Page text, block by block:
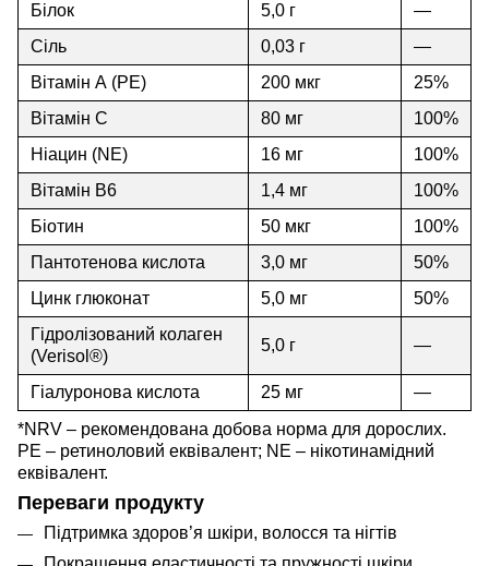
Білок
5,0 г
—
Сіль
0,03 г
—
Вітамін А (PE)
200 мкг
25%
Вітамін C
80 мг
100%
Ніацин (NE)
16 мг
100%
Вітамін B6
1,4 мг
100%
Біотин
50 мкг
100%
Пантотенова кислота
3,0 мг
50%
Цинк глюконат
5,0 мг
50%
Гідролізований колаген
(Verisol®)
5,0 г —
Гіалуронова кислота 25 мг
—
*NRV – рекомендована добова норма для дорослих.
PE – ретиноловий еквівалент; NE – нікотинамідний
еквівалент.
Переваги продукту
Підтримка здоров’я шкіри, волосся та нігтів